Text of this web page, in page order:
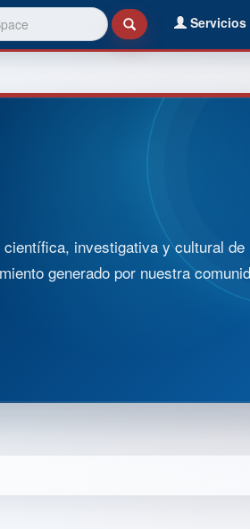
Servicios
investigativa y cultural de
generado por nuestra